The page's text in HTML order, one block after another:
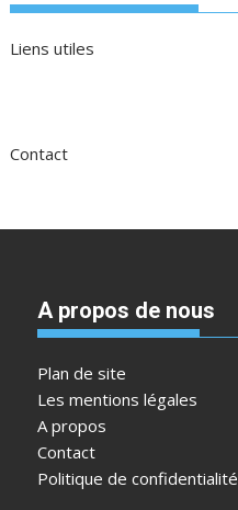
Liens utiles
Contact
A propos de nous
Plan de site
Les mentions légales
A propos
Contact
Politique de confidentialité